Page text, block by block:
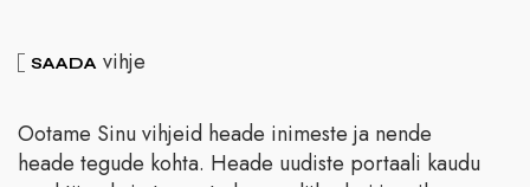
SAADA vihje
Ootame Sinu vihjeid heade inimeste ja nende
heade tegude kohta. Heade uudiste portaali kaudu